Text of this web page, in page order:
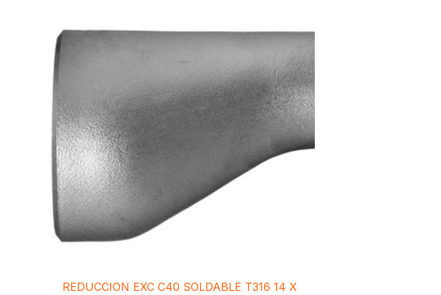
REDUCCION EXC C40 SOLDABLE T316 14 X